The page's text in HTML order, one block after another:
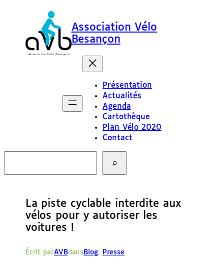
Association Vélo
Besançon
Présentation
Actualités
Agenda
Cartothèque
Plan Vélo 2020
Contact
c
La piste cyclable interdite aux
vélos pour y autoriser les
voitures !
Écrit parAVBdans Blog, Presse